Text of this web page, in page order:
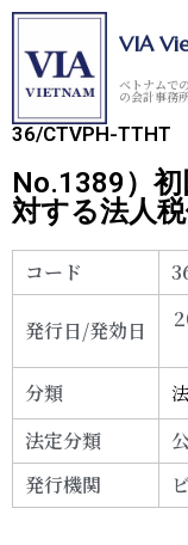
VIA
ベトナムで
の会計事務
36/CTVPH-TTHT
No.1389）
対する法人
コード
発行日/発効日
分類
法定分類
発行機関